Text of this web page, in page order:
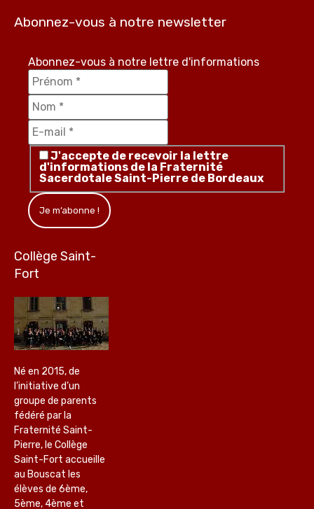
Abonnez-vous à notre newsletter
Abonnez-vous à notre lettre d'informations
J'accepte de recevoir la lettre
d'informations de la Fraternité
Sacerdotale Saint-Pierre de Bordeaux
Collège Saint-
Fort
Né en 2015, de
l’initiative d’un
groupe de parents
fédéré par la
Fraternité Saint-
Pierre, le Collège
Saint-Fort accueille
au Bouscat les
élèves de 6ème,
5ème, 4ème et